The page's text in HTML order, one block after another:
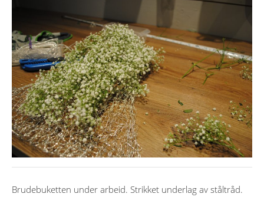
Brudebuketten under arbeid. Strikket underlag av ståltråd.